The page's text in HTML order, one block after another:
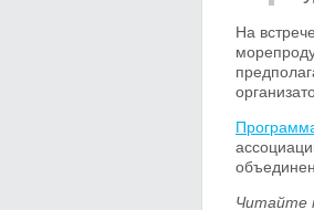
На
Читайте